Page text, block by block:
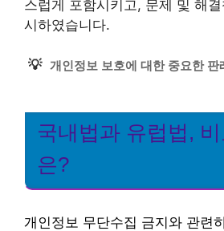
스럽게 포함시키고, 문제 및 해
시하였습니다.
💡 개인정보 보호에 대한 중요한 판
국내법과 유럽법,
은?
개인정보 무단수집 금지와 관련